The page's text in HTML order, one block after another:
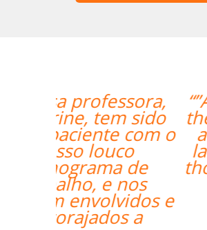
“”Amazing how
the two weeks
and tomorrow
last day with
thoroughly
classes and
recommend
anytime. ””